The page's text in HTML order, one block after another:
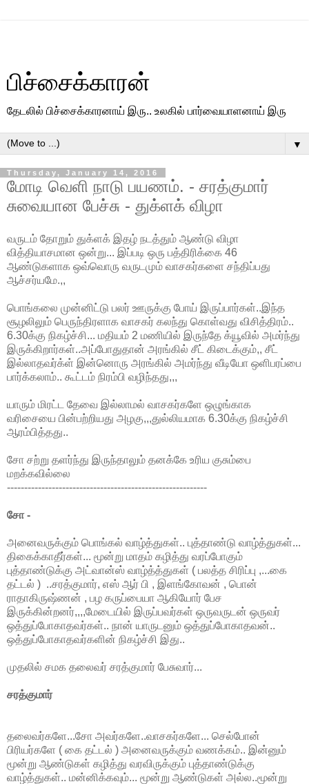
பிச்சைக்காரன்
தேடலில் பிச்சைக்காரனாய் இரு.. உலகில் பார்வையாளனாய் இரு
▼
Thursday, January 14, 2016
மோடி வெளி நாடு பயணம். - சரத்குமார்
சுவையான பேச்சு - துக்ளக் விழா
வருடம் தோறும் துக்ளக் இதழ் நடத்தும் ஆண்டு விழா
வித்தியாசமான ஒன்று... இப்படி ஒரு பத்திரிக்கை 46
ஆண்டுகளாக ஒவ்வொரு வருடமும் வாசகர்களை சந்திப்பது
ஆச்சர்யமே.,,
பொங்கலை முன்னிட்டு பலர் ஊருக்கு போய் இருப்பார்கள்..இந்த
சூழலிலும் பெருந்திரளாக வாசகர் கலந்து கொள்வது விசித்திரம்..
6.30க்கு நிகழ்ச்சி... மதியம் 2 மணியில் இருந்தே க்யூவில் அமர்ந்து
இருக்கிறார்கள்..அப்போதுதான் அரங்கில் சீட் கிடைக்கும்,, சீட்
இல்லாதவர்க்ள் இன்னொரு அரங்கில் அமர்ந்து வீடியோ ஒளிபரப்பை
பார்க்கலாம்.. கூட்டம் நிரம்பி வழிந்தது,,,
யாரும் மிரட்ட தேவை இல்லாமல் வாசகர்களே ஒழுங்காக
வரிசையை பின்பற்றியது அழகு,,,துல்லியமாக 6.30க்கு நிகழ்ச்சி
ஆரம்பித்தது..
சோ சற்று தளர்ந்து இருந்தாலும் தனக்கே உரிய குசும்பை
மறக்கவில்லை
----------------------------------------------------------
சோ -
அனைவருக்கும் பொங்கல் வாழ்த்துகள்.. புத்தாண்டு வாழ்த்துகள்...
திகைக்காதீர்கள்... மூன்று மாதம் கழித்து வரப்போகும்
புத்தாண்டுக்கு அட்வான்ஸ் வாழ்த்த்துகள் ( பலத்த சிரிப்பு ,...கை
தட்டல் ) ..சரத்குமார், எஸ் ஆர் பி , இளங்கோவன் , பொன்
ராதாகிருஷ்ணன் , பழ கருப்பையா ஆகியோர் பேச
இருக்கின்றனர்,,,,மேடையில் இருப்பவர்கள் ஒருவருடன் ஒருவர்
ஒத்துப்போகாதவர்கள்.. நான் யாருடனும் ஒத்துப்போகாதவன்..
ஒத்துப்போகாதவர்களின் நிகழ்ச்சி இது..
முதலில் சமக தலைவர் சரத்குமார் பேசுவார்...
சரத்குமார்
தலைவர்களே...சோ அவர்களே..வாசகர்களே... செல்போன்
பிரியர்களே ( கை தட்டல் ) அனைவருக்கும் வணக்கம்.. இன்னும்
மூன்று ஆண்டுகள் கழித்து வரவிருக்கும் புத்தாண்டுக்கு
வாழ்த்துகள்.. மன்னிக்கவும்... மூன்று ஆண்டுகள் அல்ல..மூன்று